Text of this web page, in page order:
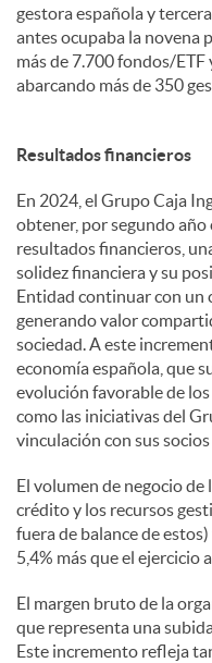
gestora española y
antes ocupaba la novena
más de 7.700 fondos/ETF
abarcando más de 350
Resultados financieros
En 2024, el Grupo Caja
obtener, por segundo
resultados financieros,
solidez financiera y su
Entidad continuar con un
generando valor
sociedad. A este
economía española, que
evolución favorable de
como las iniciativas del
vinculación con sus socios
El volumen de negocio de
crédito y los recursos
fuera de balance de
5,4% más que el ejercicio
El margen bruto de la
que representa una
Este incremento refleja